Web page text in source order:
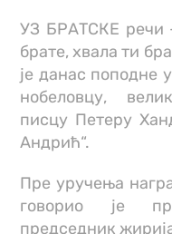
УЗ БРАТСКЕ речи
брате, хвала ти
је данас поподне
нобеловцу,
писцу Петеру
Андрић“.
Пре уручења
говорио је
председник